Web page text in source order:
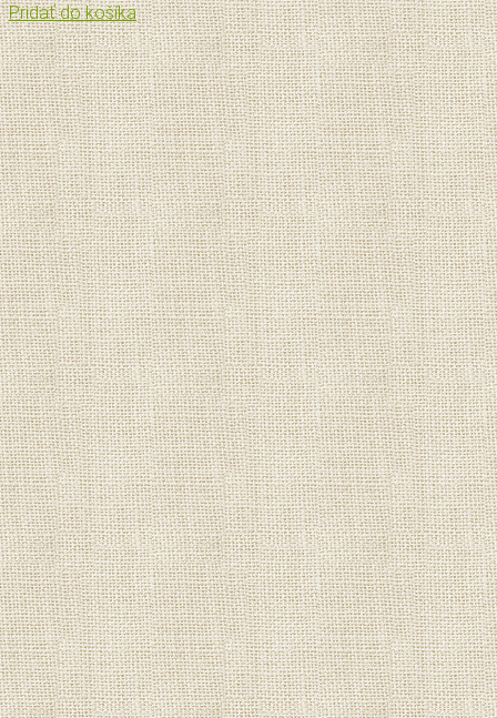
Pridať do košíka